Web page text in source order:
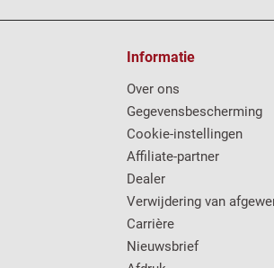
Informatie
Over ons
Gegevensbescherming
Cookie-instellingen
Affiliate-partner
Dealer
Verwijdering van
Carrière
Nieuwsbrief